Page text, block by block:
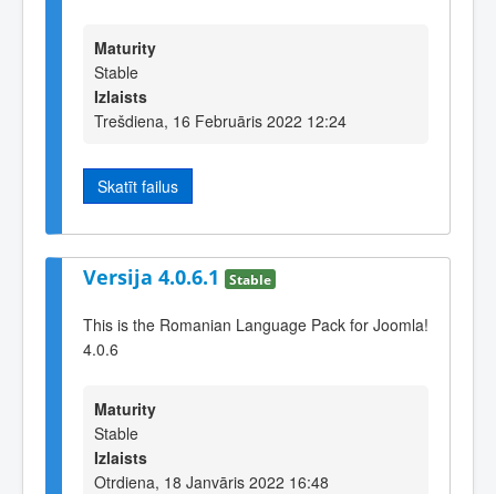
Maturity
Stable
Izlaists
Trešdiena, 16 Februāris 2022 12:24
Skatīt failus
Versija 4.0.6.1 Stable
This is the Romanian Language Pack for Joomla!
4.0.6
Maturity
Stable
Izlaists
Otrdiena, 18 Janvāris 2022 16:48